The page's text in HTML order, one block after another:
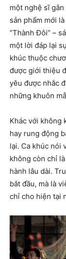
một nghệ sĩ
sản phẩm mới
“Thành Đôi” –
một lời đáp lại
khúc thuộc
được giới thiệu
yêu được nhắc
những khuôn
Khác với không
hay rung động
lại. Ca khúc nói
không còn chỉ
hành lâu dài.
bắt đầu, mà là
chỉ cho hiện tại